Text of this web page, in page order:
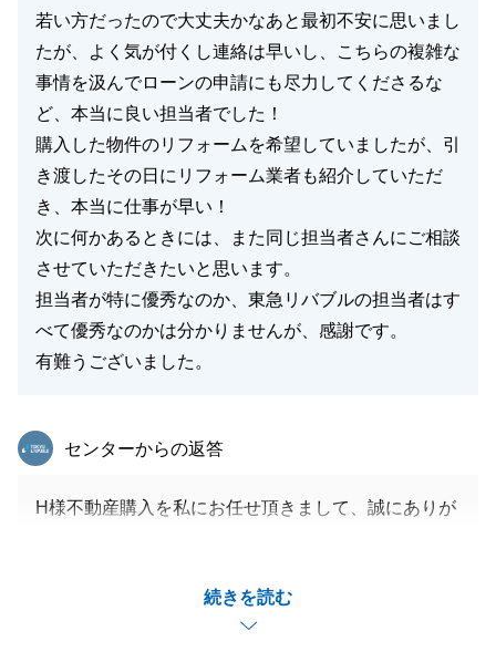
若い方だったので大丈夫かなあと最初不安に思いまし
たが、よく気が付くし連絡は早いし、こちらの複雑な
事情を汲んでローンの申請にも尽力してくださるな
ど、本当に良い担当者でした！
購入した物件のリフォームを希望していましたが、引
き渡したその日にリフォーム業者も紹介していただ
き、本当に仕事が早い！
次に何かあるときには、また同じ担当者さんにご相談
させていただきたいと思います。
担当者が特に優秀なのか、東急リバブルの担当者はす
べて優秀なのかは分かりませんが、感謝です。
有難うございました。
続きを読む
東急リバブル
センターからの返答
H様不動産購入を私にお任せ頂きまして、誠にありが
明点が多くあったかと思いますが、密にご連絡をとら
せて頂き、無事にお引越しまで完了できて私も大変嬉